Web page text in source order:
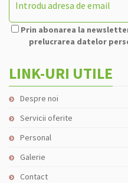
Prin abonarea la
prelucrarea datelor
LINK-URI UTILE
Despre noi
Servicii oferite
Personal
Galerie
Contact